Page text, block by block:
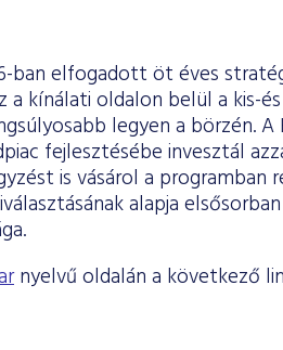
ban elfogadott öt éves
a kínálati oldalon belül a kis-
legyen a börzén.
fejlesztésébe invesztál
is vásárol a programban
alapja
nyelvű oldalán a következő